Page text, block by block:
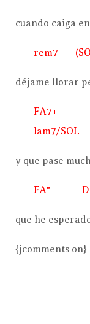
cuando caiga
rem7
déjame llorar
FA7+
lam7/SOL
y que pase
FA*
que he
{jcomments on}